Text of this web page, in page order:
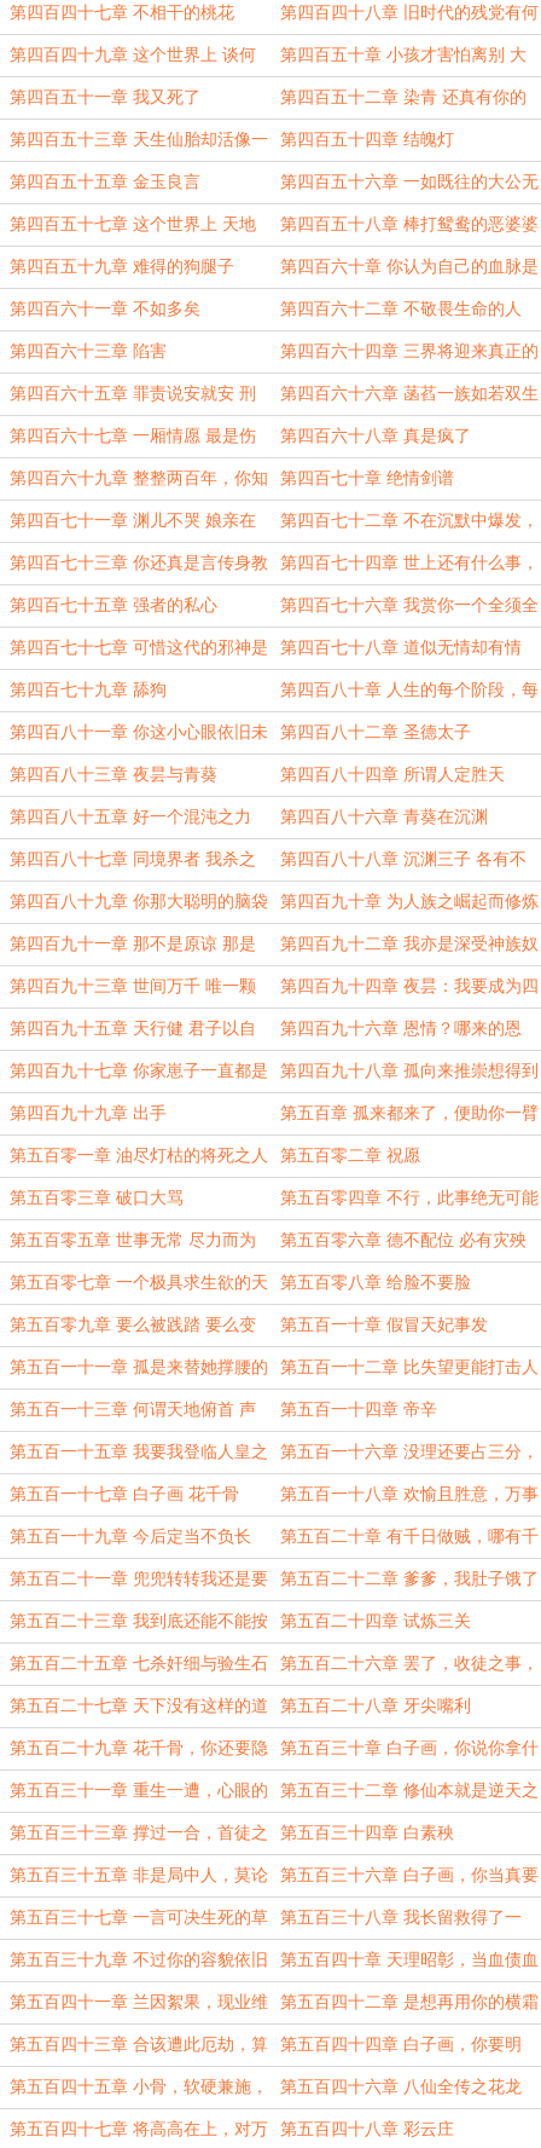
偏私为己之情
第四百四十七章 不相干的桃花 第四百四十八章 旧时代的残党有何
资格踏上新时代的大船
第四百四十九章 这个世界上 谈何
对错 孰对孰错
第四百五十章 小孩才害怕离别 大
人只计划重逢
第四百五十一章 我又死了 第四百五十二章 染青 还真有你的
第四百五十三章 天生仙胎却活像一
颗又闲又懒的盐鸭蛋
第四百五十四章 结魄灯
第四百五十五章 金玉良言 第四百五十六章 一如既往的大公无
私
第四百五十七章 这个世界上 天地
万灵 无论贵贱 都有生存的权利
第四百五十八章 棒打鸳鸯的恶婆婆
第四百五十九章 难得的狗腿子 第四百六十章 你认为自己的血脉是
罪孽
第四百六十一章 不如多矣 第四百六十二章 不敬畏生命的人
不配拥有生命
第四百六十三章 陷害 第四百六十四章 三界将迎来真正的
主人
第四百六十五章 罪责说安就安 刑
罚说免就免
第四百六十六章 菡萏一族如若双生
必是一强一弱
第四百六十七章 一厢情愿 最是伤
人
第四百六十八章 真是疯了
第四百六十九章 整整两百年，你知
道我是怎么过来的吗
第四百七十章 绝情剑谱
第四百七十一章 渊儿不哭 娘亲在
这
第四百七十二章 不在沉默中爆发，
就在沉默中灭亡的慷慨悲歌
第四百七十三章 你还真是言传身教
的好呐
第四百七十四章 世上还有什么事，
比修炼变强更有意义
第四百七十五章 强者的私心 第四百七十六章 我赏你一个全须全
尾
第四百七十七章 可惜这代的邪神是
个睁眼瞎
第四百七十八章 道似无情却有情
有情无情存乎一心
第四百七十九章 舔狗 第四百八十章 人生的每个阶段，每
个经历，都会有新的观点，新的看法
第四百八十一章 你这小心眼依旧未
变
第四百八十二章 圣德太子
第四百八十三章 夜昙与青葵 第四百八十四章 所谓人定胜天
第四百八十五章 好一个混沌之力 第四百八十六章 青葵在沉渊
第四百八十七章 同境界者 我杀之
如拔草
第四百八十八章 沉渊三子 各有不
同
第四百八十九章 你那大聪明的脑袋
不要乱动
第四百九十章 为人族之崛起而修炼
第四百九十一章 那不是原谅 那是
算了
第四百九十二章 我亦是深受神族奴
役压迫的可怜人
第四百九十三章 世间万千 唯一颗
自强之心不可负
第四百九十四章 夜昙：我要成为四
界最强，统领四界
第四百九十五章 天行健 君子以自
强不息
第四百九十六章 恩情？哪来的恩
情！
第四百九十七章 你家崽子一直都是
这么勇的吗
第四百九十八章 孤向来推崇想得到
什么，就须得付出什么
第四百九十九章 出手 第五百章 孤来都来了，便助你一臂
之力
第五百零一章 油尽灯枯的将死之人
何必言谢
第五百零二章 祝愿
第五百零三章 破口大骂 第五百零四章 不行，此事绝无可能
第五百零五章 世事无常 尽力而为 第五百零六章 德不配位 必有灾殃
第五百零七章 一个极具求生欲的天
道
第五百零八章 给脸不要脸
第五百零九章 要么被践踏 要么变
强大
第五百一十章 假冒天妃事发
第五百一十一章 孤是来替她撑腰的
不是来主持公道的
第五百一十二章 比失望更能打击人
的就是复燃的希望再度熄灭
第五百一十三章 何谓天地俯首 声
震四界
第五百一十四章 帝辛
第五百一十五章 我要我登临人皇之
日，便是人族问鼎四界之时
第五百一十六章 没理还要占三分，
得理为什么要饶人
第五百一十七章 白子画 花千骨 第五百一十八章 欢愉且胜意，万事
皆可期
第五百一十九章 今后定当不负长
留，不负六界，不负众生
第五百二十章 有千日做贼，哪有千
日防贼
第五百二十一章 兜兜转转我还是要
去长留？不行，绝对不行
第五百二十二章 爹爹，我肚子饿了
第五百二十三章 我到底还能不能按
照原先的想法，成为长留山上的小透
明
第五百二十四章 试炼三关
第五百二十五章 七杀奸细与验生石 第五百二十六章 罢了，收徒之事，
你自己考虑吧
第五百二十七章 天下没有这样的道
理
第五百二十八章 牙尖嘴利
第五百二十九章 花千骨，你还要隐
瞒？
第五百三十章 白子画，你说你拿什
么来偿还
第五百三十一章 重生一遭，心眼的
确长了不少，演技也不赖
第五百三十二章 修仙本就是逆天之
行
第五百三十三章 撑过一合，首徒之
位，拱手让之
第五百三十四章 白素秧
第五百三十五章 非是局中人，莫论
事与非
第五百三十六章 白子画，你当真要
这般冷漠无情
第五百三十七章 一言可决生死的草
芥
第五百三十八章 我长留救得了一
时，救不了一世
第五百三十九章 不过你的容貌依旧
没我好看
第五百四十章 天理昭彰，当血债血
偿
第五百四十一章 兰因絮果，现业维
深
第五百四十二章 是想再用你的横霜
剑，刺入我的心脏吗
第五百四十三章 合该遭此厄劫，算
是死得其所
第五百四十四章 白子画，你要明
白，是你先招惹的我
第五百四十五章 小骨，软硬兼施，
你赢了
第五百四十六章 八仙全传之花龙
第五百四十七章 将高高在上，对万 第五百四十八章 彩云庄